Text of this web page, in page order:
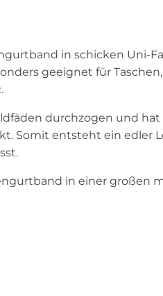
in schicken Uni-
geeignet für Taschen,
durchzogen und hat
Somit entsteht ein edler
in einer großen